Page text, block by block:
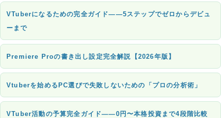
VTuberになるための完全ガイド——5ステップでゼロからデビュ
ーまで
Premiere Proの書き出し設定完全解説【2026年版】
Vtuberを始めるPC選びで失敗しないための「プロの分析術」
VTuber活動の予算完全ガイド——0円〜本格投資まで4段階比較